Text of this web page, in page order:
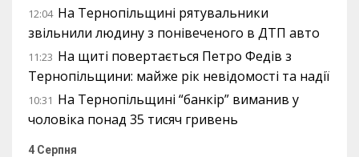
12:04 На Тернопільщині рятувальники
звільнили людину з понівеченого в ДТП авто
11:23 На щиті повертається Петро Федів з
Тернопільщини: майже рік невідомості та надії
10:31 На Тернопільщині “банкір” виманив у
чоловіка понад 35 тисяч гривень
4 Серпня